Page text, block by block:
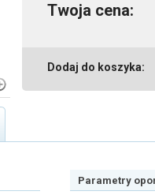
Twoja cena:
Dodaj do koszyka:
Parametry